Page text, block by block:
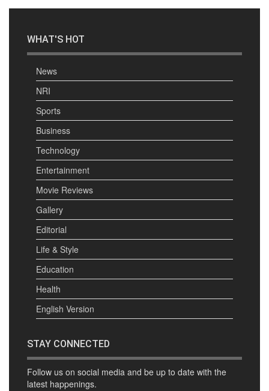
WHAT'S HOT
News
NRI
Sports
Business
Technology
Entertainment
Movie Reviews
Gallery
Editorial
Life & Style
Education
Health
English Version
STAY CONNECTED
Follow us on social media and be up to date with the
latest happenings.